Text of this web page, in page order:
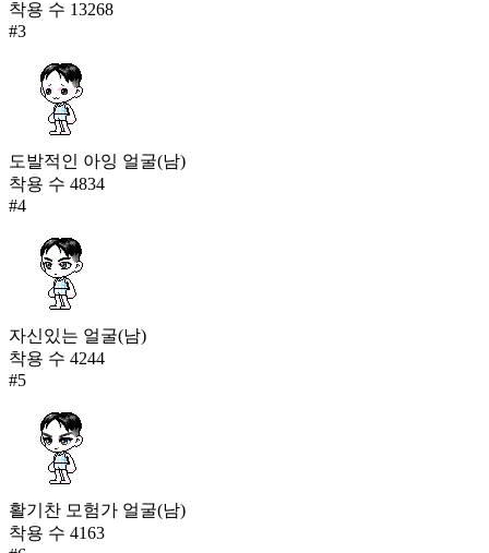
착용 수 13268
#3
도발적인 아잉 얼굴(남)
착용 수 4834
#4
자신있는 얼굴(남)
착용 수 4244
#5
활기찬 모험가 얼굴(남)
착용 수 4163